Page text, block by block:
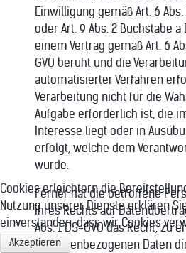
Einwilligung gemäß Art. 6 Abs.
oder Art. 9 Abs. 2 Buchstabe a
einem Vertrag gemäß Art. 6
GVO beruht und die
automatisierter Verfahren
Verarbeitung nicht für die
Aufgabe erforderlich ist, die
Interesse liegt oder in
erfolgt, welche dem
wurde.
Ferner hat die betroffene
ihres Rechts auf
Abs. 1 DS-GVO das Recht, zu
personenbezogenen Daten
Cookies erleichtern die
Nutzung unserer Dienste erklären
einverstanden, dass wir Cookies
Akzeptieren